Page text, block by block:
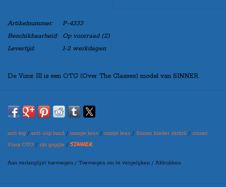
Artikelnummer:
P-4333
Beschikbaarheid:
Op voorraad(2)
Levertijd:
1-2 werkdagen
De Visor III is een OTG (Over The Glasses) model van SINNER.
de skibril te dragen.
een coating tegen condensvorming.
anti-fog / anti-slip band / orange lens / oranje lens / Sinner kinder skibril / sinner
Visor OTG / ski goggle / SINNER
Aan verlanglijst toevoegen / Toevoegen om te vergelijken / Afdrukken